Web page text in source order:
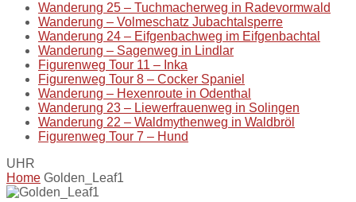
Wanderung 25 – Tuchmacherweg in Radevormwald
Wanderung – Volmeschatz Jubachtalsperre
Wanderung 24 – Eifgenbachweg im Eifgenbachtal
Wanderung – Sagenweg in Lindlar
Figurenweg Tour 11 – Inka
Figurenweg Tour 8 – Cocker Spaniel
Wanderung – Hexenroute in Odenthal
Wanderung 23 – Liewerfrauenweg in Solingen
Wanderung 22 – Waldmythenweg in Waldbröl
Figurenweg Tour 7 – Hund
UHR
Home Golden_Leaf1